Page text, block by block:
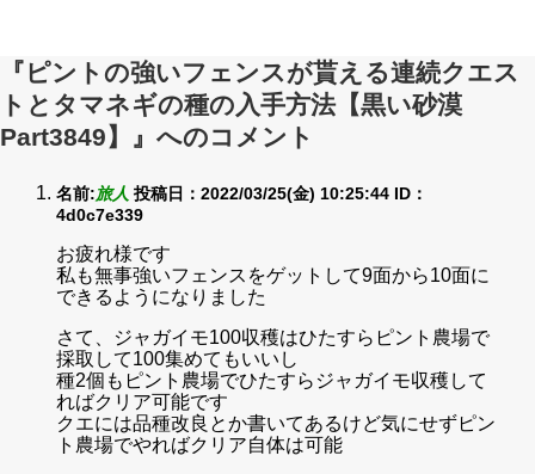
『ピントの強いフェンスが貰える連続クエス
トとタマネギの種の入手方法【黒い砂漠
Part3849】』へのコメント
名前:旅人 投稿日：2022/03/25(金) 10:25:44 ID：
4d0c7e339
お疲れ様です
私も無事強いフェンスをゲットして9面から10面に
できるようになりました
さて、ジャガイモ100収穫はひたすらピント農場で
採取して100集めてもいいし
種2個もピント農場でひたすらジャガイモ収穫して
ればクリア可能です
クエには品種改良とか書いてあるけど気にせずピン
ト農場でやればクリア自体は可能